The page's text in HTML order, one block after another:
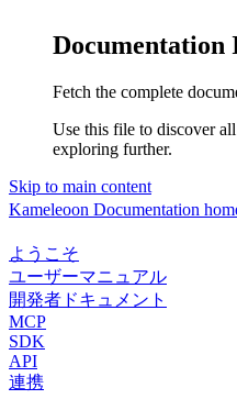
Documentation
Fetch the complete
Use this file to discover
exploring further.
Skip to main content
Kameleoon Documentation
ようこそ
ユーザーマニュアル
開発者ドキュメント
MCP
SDK
API
連携